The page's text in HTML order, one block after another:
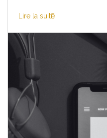
Lire la suite